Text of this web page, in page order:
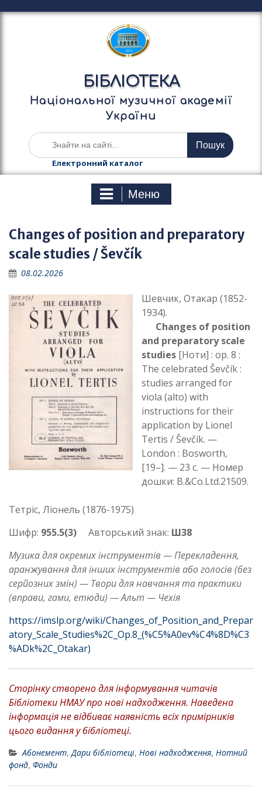
е
у
БІБЛІОТЕКА
Національної музичної академії
України
Ш
у
а
Електронний каталог
Меню
Changes of position and preparatory
scale studies / Ševčík
08.02.2026
Шевчик, Отакар (1852-
1934).
Changes of position
and preparatory scale
studies [Ноти] : op. 8 :
The celebrated Ševčík :
studies arranged for
viola (alto) with
instructions for their
application by Lionel
Tertis / Ševčík. —
London : Bosworth,
[19–]. — 23 с. — Номер
дошки: B.&Co.Ltd.21509.
Тетріс, Ліонель (1876-1975)
Шифр: 955.5(3) Авторський знак: Ш38
Музика для окремих інструментів — Перекладення,
аранжування для інших інструментів або голосів (без
серйозних змін) — Твори для навчання та практики
(вправи, гами, етюди) — Альт — Чехія
https://imslp.org/wiki/Changes_of_Position_and_Prepar
atory_Scale_Studies%2C_Op.8_(%C5%A0ev%C4%8D%C3
%ADk%2C_Otakar)
Сторінку створено для інформування читачів
Бібліотеки НМАУ про нові надходження. Наведена
інформація не відбиває наявність всіх примірників
цього видання у бібліотеці.
Абонемент,Дари бібліотеці, Нові надходження, Нотний
фонд, Фонди